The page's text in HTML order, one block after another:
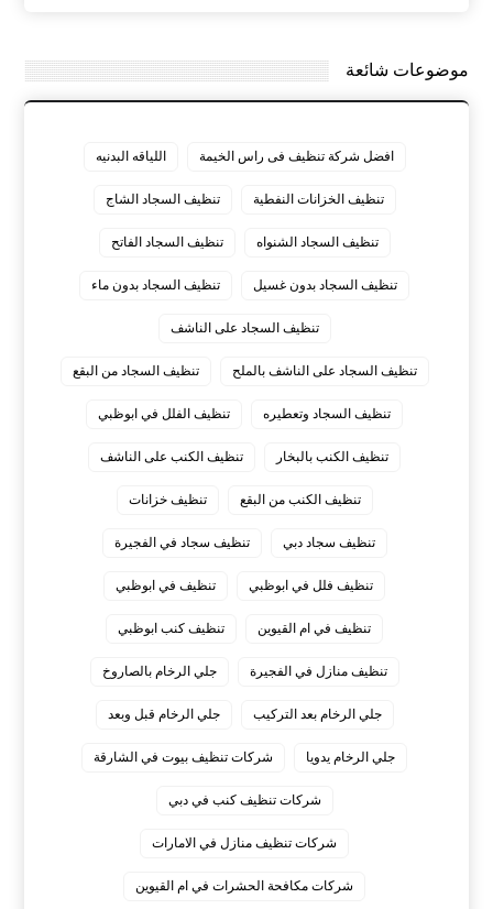
موضوعات شائعة
افضل شركة تنظيف فى راس الخيمة اللياقه البدنيه
تنظيف الخزانات النفطية تنظيف السجاد الشاج
تنظيف السجاد الشنواه تنظيف السجاد الفاتح
تنظيف السجاد بدون غسيل تنظيف السجاد بدون ماء
تنظيف السجاد على الناشف
تنظيف السجاد على الناشف بالملح تنظيف السجاد من البقع
تنظيف السجاد وتعطيره تنظيف الفلل في ابوظبي
تنظيف الكنب بالبخار تنظيف الكنب على الناشف
تنظيف الكنب من البقع تنظيف خزانات
تنظيف سجاد دبي تنظيف سجاد في الفجيرة
تنظيف فلل في ابوظبي تنظيف في ابوظبي
تنظيف في ام القيوين تنظيف كنب ابوظبي
تنظيف منازل في الفجيرة جلي الرخام بالصاروخ
جلي الرخام بعد التركيب جلي الرخام قبل وبعد
جلي الرخام يدويا شركات تنظيف بيوت في الشارقة
شركات تنظيف كنب في دبي
شركات تنظيف منازل في الامارات
شركات مكافحة الحشرات في ام القيوين